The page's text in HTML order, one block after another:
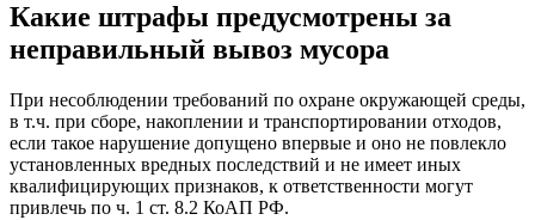
Какие штрафы предусмотрены за
неправильный вывоз мусора
При несоблюдении требований по охране окружающей среды,
в т.ч. при сборе, накоплении и транспортировании отходов,
если такое нарушение допущено впервые и оно не повлекло
установленных вредных последствий и не имеет иных
квалифицирующих признаков, к ответственности могут
привлечь по ч. 1 ст. 8.2 КоАП РФ.